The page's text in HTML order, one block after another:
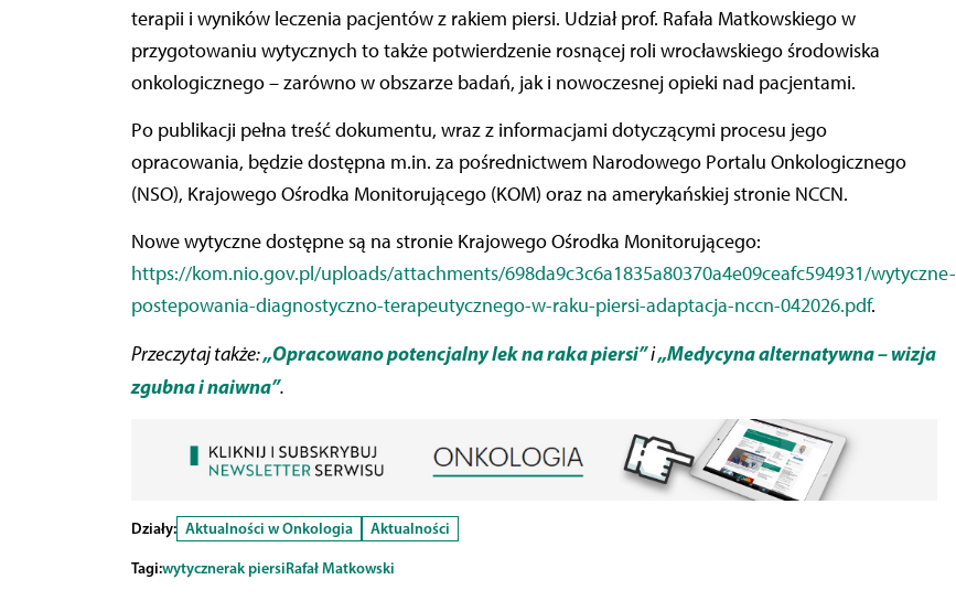
terapii i wyników leczenia pacjentów z rakiem piersi. Udział prof. Rafała Matkowskiego w
przygotowaniu wytycznych to także potwierdzenie rosnącej roli wrocławskiego środowiska
onkologicznego – zarówno w obszarze badań, jak i nowoczesnej opieki nad pacjentami.
Po publikacji pełna treść dokumentu, wraz z informacjami dotyczącymi procesu jego
opracowania, będzie dostępna m.in. za pośrednictwem Narodowego Portalu Onkologicznego
(NSO), Krajowego Ośrodka Monitorującego (KOM) oraz na amerykańskiej stronie NCCN.
Nowe wytyczne dostępne są na stronie Krajowego Ośrodka Monitorującego:
https://kom.nio.gov.pl/uploads/attachments/698da9c3c6a1835a80370a4e09ceafc594931/wytyczne-
postepowania-diagnostyczno-terapeutycznego-w-raku-piersi-adaptacja-nccn-042026.pdf.
Przeczytaj także:„Opracowano potencjalny lek na raka piersi”i„Medycyna alternatywna – wizja
zgubna i naiwna”.
Działy: Aktualności w Onkologia
Aktualności
Tagi:wytycznerak piersiRafał Matkowski